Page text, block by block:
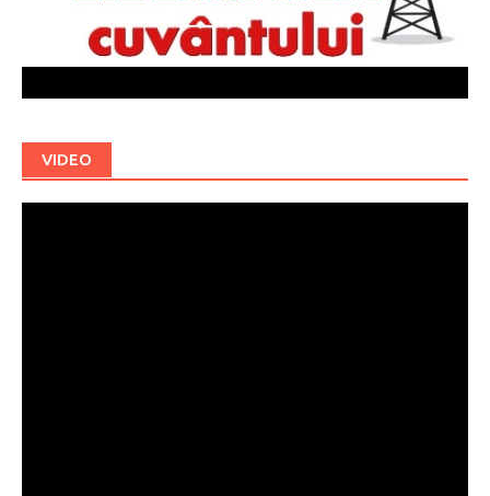
VIDEO